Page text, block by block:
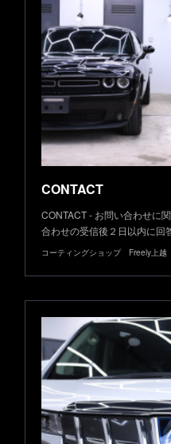
CONTACT
CONTACT - お問い合わせに
合わせの受信後２日以内に
コーティングショップ Freely上越